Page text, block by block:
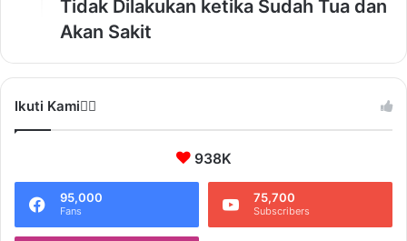
Tidak Dilakukan ketika Sudah Tua dan
Akan Sakit
Ikuti Kami❤️‍🔥
938K
95,000
Fans
75,700
Subscribers